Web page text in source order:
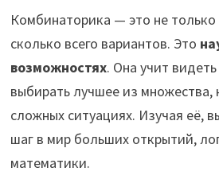
Комбинаторика — это не только
сколько всего вариантов. Это
возможностях. Она учит
выбирать лучшее из множества,
сложных ситуациях. Изучая её,
шаг в мир больших открытий,
математики.